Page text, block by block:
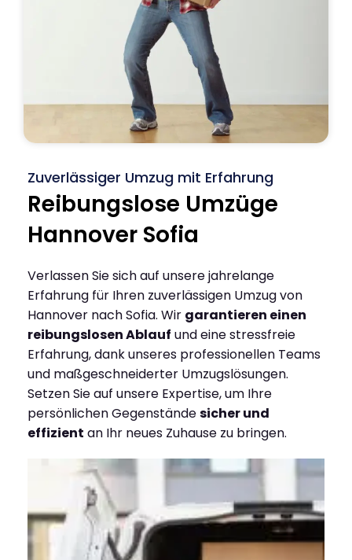
Zuverlässiger Umzug mit Erfahrung
Reibungslose Umzüge
Hannover Sofia
Verlassen Sie sich auf unsere jahrelange
Erfahrung für Ihren zuverlässigen Umzug von
Hannover nach Sofia. Wir garantieren einen
reibungslosen Ablauf und eine stressfreie
Erfahrung, dank unseres professionellen Teams
und maßgeschneiderter Umzugslösungen.
Setzen Sie auf unsere Expertise, um Ihre
persönlichen Gegenständesicher und
effizient an Ihr neues Zuhause zu bringen.